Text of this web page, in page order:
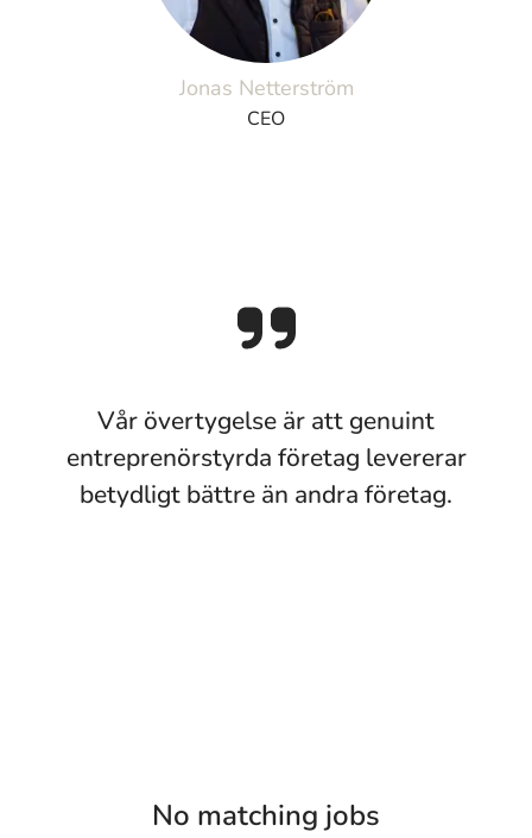
Jonas Netterström
CEO
Vår övertygelse är att genuint
entreprenörstyrda företag levererar
betydligt bättre än andra företag.
No matching jobs